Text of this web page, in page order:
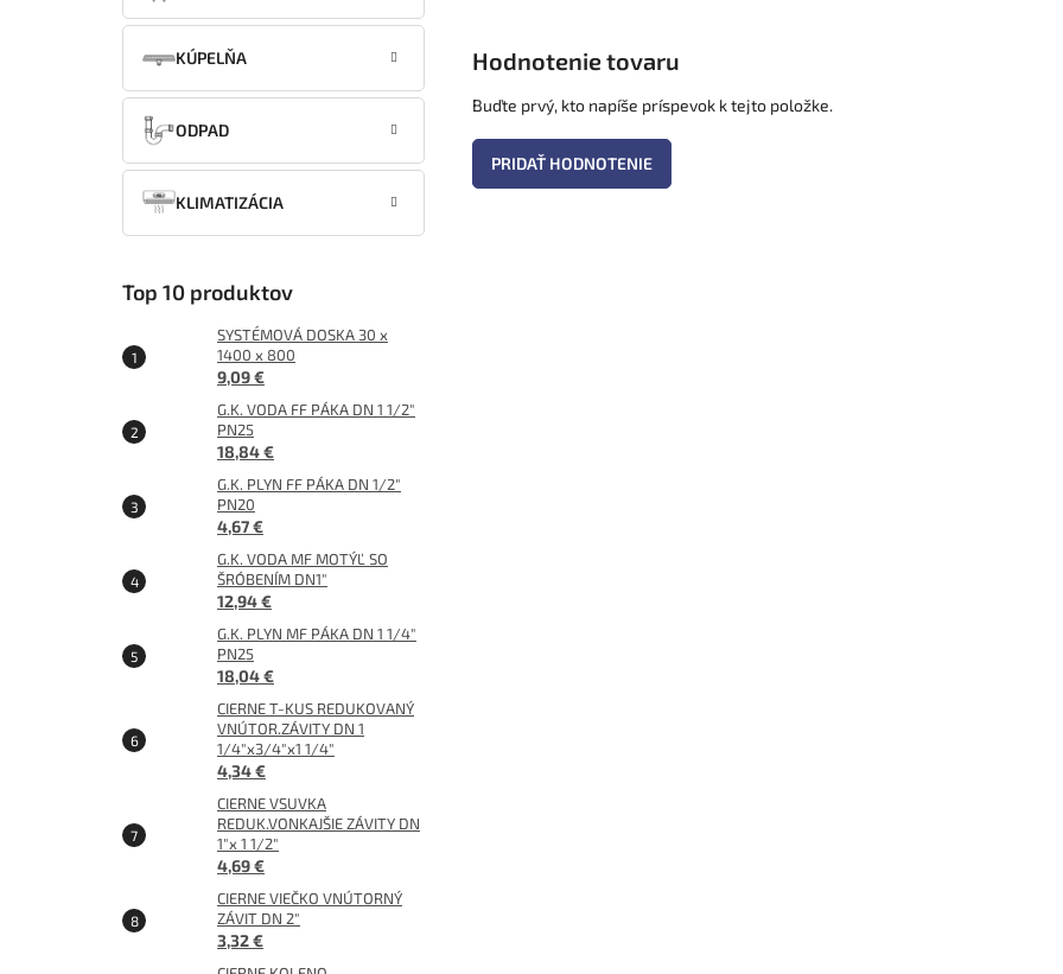
KÚPELŇA
ODPAD
KLIMATIZÁCIA
Top 10 produktov
SYSTÉMOVÁ DOSKA 30 x
1400 x 800
9,09 €
G.K. VODA FF PÁKA DN 1 1/2"
PN25
18,84 €
G.K. PLYN FF PÁKA DN 1/2"
PN20
4,67 €
G.K. VODA MF MOTÝĽ SO
ŠRÓBENÍM DN1"
12,94 €
G.K. PLYN MF PÁKA DN 1 1/4"
PN25
18,04 €
CIERNE T-KUS REDUKOVANÝ
VNÚTOR.ZÁVITY DN 1
1/4"x3/4"x1 1/4"
4,34 €
CIERNE VSUVKA
REDUK.VONKAJŠIE ZÁVITY DN
1"x 1 1/2"
4,69 €
CIERNE VIEČKO VNÚTORNÝ
ZÁVIT DN 2"
3,32 €
Hodnotenie tovaru
Buďte prvý, kto napíše príspevok k tejto položke.
PRIDAŤ HODNOTENIE